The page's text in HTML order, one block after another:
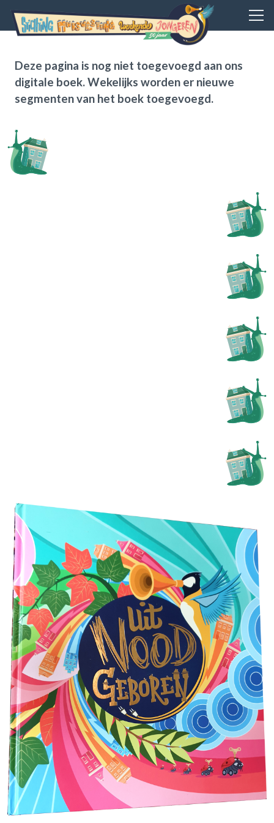
Deze pagina is nog niet toegevoegd aan ons
digitale boek. Wekelijks worden er nieuwe
segmenten van het boek toegevoegd.